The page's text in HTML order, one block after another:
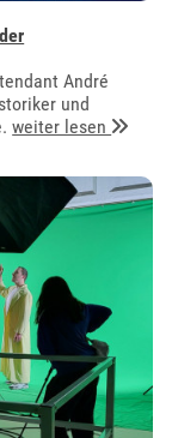
André
und
weiter lesen